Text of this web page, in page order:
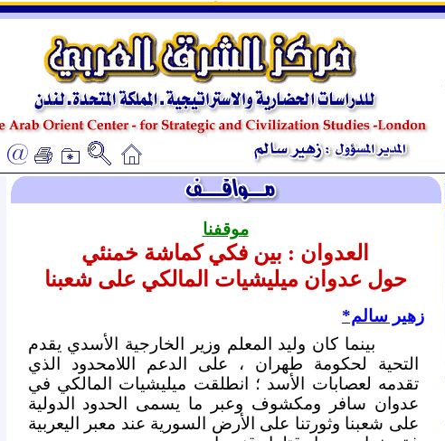
ـ
ـ
موقفنا
العدوان : بين فكي كماشة خمنئي
حول عدوان ميليشيات المالكي على شعبنا
زهير سالم*
بينما كان وليد المعلم وزير الخارجية الأسدي يقدم
التحية لحكومة طهران ، على الدعم اللامحدود الذي
تقدمه لعصابات الأسد ؛ انطلقت ميليشيات المالكي في
عدوان سافر ومكشوف وعبر ما يسمى الحدود الدولية
على شعبنا وثورتنا على الأرض السورية عند معبر اليعربية